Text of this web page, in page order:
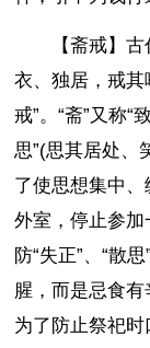
【斋戒】
衣、独居，戒
戒”。“斋”又称“
思”(思其居处、
了使思想集中、
外室，停止参
防“失正”、“散
腥，而是忌食
为了防止祭祀